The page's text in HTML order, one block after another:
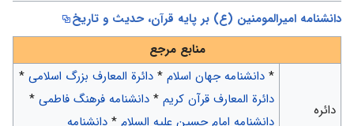
دانشنامه امیرالمومنین (ع) بر پايه قرآن، حديث و تاريخ
منابع مرجع
دائره
* دانشنامه جهان اسلام* دائرة المعارف بزرگ اسلامی*
دائرة المعارف قرآن کریم* دانشنامه فرهنگ فاطمی*